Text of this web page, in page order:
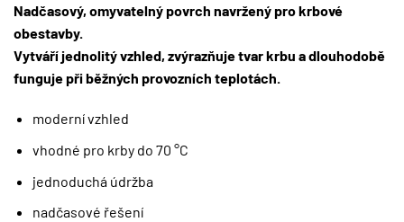
Nadčasový, omyvatelný povrch navržený pro krbové
obestavby.
Vytváří jednolitý vzhled, zvýrazňuje tvar krbu a dlouhodobě
funguje při běžných provozních teplotách.
moderní vzhled
vhodné pro krby do 70 °C
jednoduchá údržba
nadčasové řešení